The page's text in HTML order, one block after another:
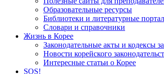
Образовательные ресурсы
Библиотеки и литературные
Словари и справочники
Жизнь в Корее
Законодательные акты и кодексы
Новости корейского
Интересные статьи о Корее
SOS!